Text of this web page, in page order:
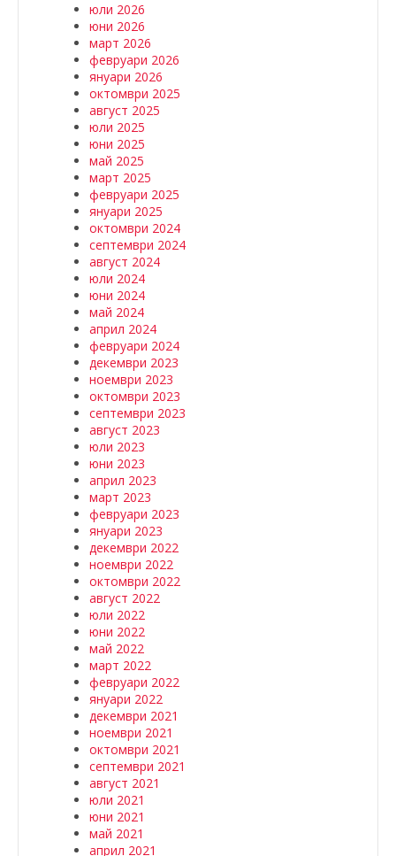
юли 2026
юни 2026
март 2026
февруари 2026
януари 2026
октомври 2025
август 2025
юли 2025
юни 2025
май 2025
март 2025
февруари 2025
януари 2025
октомври 2024
септември 2024
август 2024
юли 2024
юни 2024
май 2024
април 2024
февруари 2024
декември 2023
ноември 2023
октомври 2023
септември 2023
август 2023
юли 2023
юни 2023
април 2023
март 2023
февруари 2023
януари 2023
декември 2022
ноември 2022
октомври 2022
август 2022
юли 2022
юни 2022
май 2022
март 2022
февруари 2022
януари 2022
декември 2021
ноември 2021
октомври 2021
септември 2021
август 2021
юли 2021
юни 2021
май 2021
април 2021